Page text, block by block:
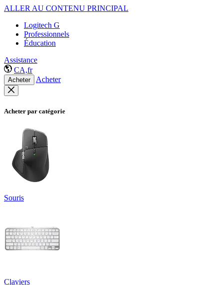
ALLER AU CONTENU PRINCIPAL
Logitech G
Professionnels
Éducation
Assistance
CA,fr
Acheter Acheter
Acheter par catégorie
Souris
Claviers